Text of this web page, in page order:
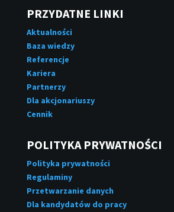
PRZYDATNE LINKI
Aktualności
Baza wiedzy
Referencje
Kariera
Partnerzy
Dla akcjonariuszy
Cennik
POLITYKA PRYWATNOŚCI
Polityka prywatności
Regulaminy
Przetwarzanie danych
Dla kandydatów do pracy